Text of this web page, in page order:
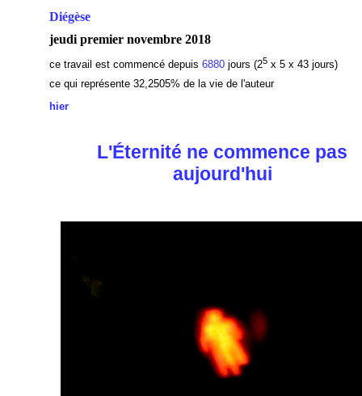
Diégèse
jeudi premier novembre 2018
ce travail est commencé depuis 6880jours (25x 5 x 43 jours)
ce qui représente 32,2505% de la vie de l'auteur
hier
L'Éternité ne commence pas
aujourd'hui